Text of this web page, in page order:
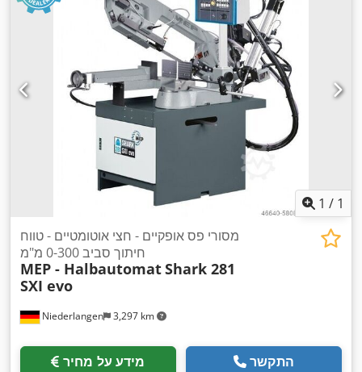
1 / 1
Niederlangen 3,297 km
מסורי פס אופקיים - חצי אוטומטיים - טווח
חיתוך סביב 0-300 מ"מ
MEP - HalbautomatShark 281
SXI evo
מידע על מחיר התקשר